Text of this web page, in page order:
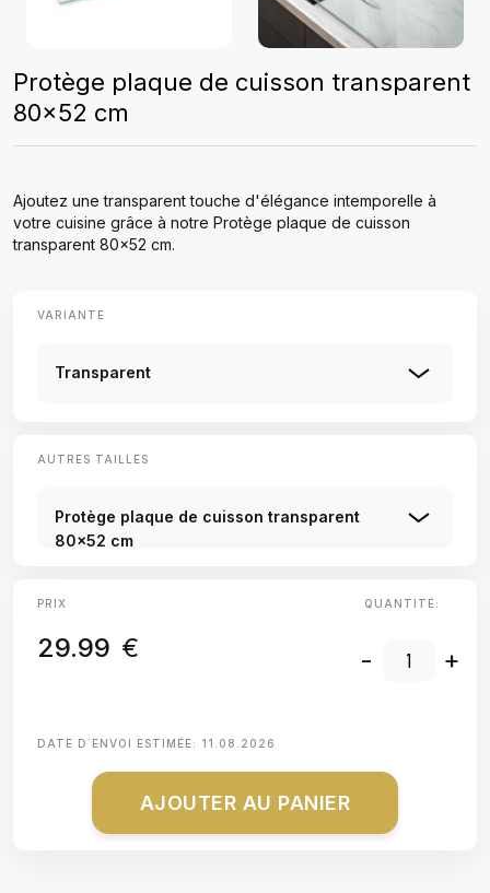
Protège plaque de cuisson transparent
80x52 cm
Ajoutez une transparent touche d'élégance intemporelle à
votre cuisine grâce à notre Protège plaque de cuisson
transparent 80x52 cm.
VARIANTE
Transparent
AUTRES TAILLES
Protège plaque de cuisson transparent
80x52 cm
PRIX
29.99 €
QUANTITÉ:
- +
DATE D΄ENVOI ESTIMÉE: 11.08.2026
AJOUTER AU PANIER